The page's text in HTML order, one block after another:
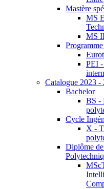
Mastère
MS
MS
PEI -
Catalogue 2023 -
Bachelor
BS -
Cycle
X -
Diplôme